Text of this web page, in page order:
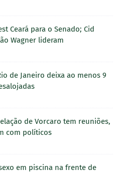
Ceará para o Senado; Cid
Wagner lideram
de Janeiro deixa ao menos 9
de Vorcaro tem reuniões,
com políticos
em piscina na frente de